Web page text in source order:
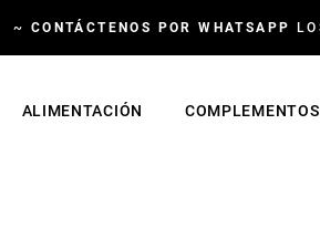
~ CONTÁCTENOS POR WHATSAPP
ALIMENTACIÓN COMPLEMENTOS